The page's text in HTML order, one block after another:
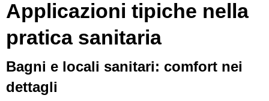
Applicazioni tipiche nella
pratica sanitaria
Bagni e locali sanitari: comfort nei
dettagli